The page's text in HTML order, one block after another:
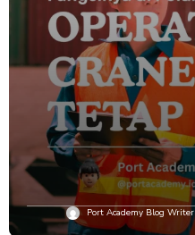
Port Academy Blog Writer